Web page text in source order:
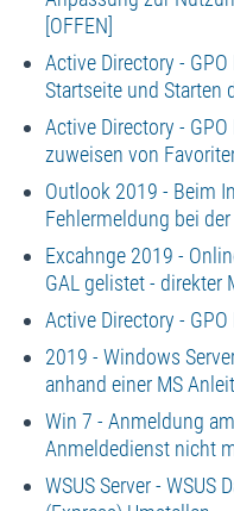
[OFFEN]
Active Directory -
Startseite und Starten
Active Directory -
zuweisen von
Outlook 2019 - Beim
Fehlermeldung bei
Excahnge 2019 -
GAL gelistet - direkter
Active Directory -
2019 - Windows
anhand einer MS
Win 7 - Anmeldung
Anmeldedienst nicht
WSUS Server - WSUS